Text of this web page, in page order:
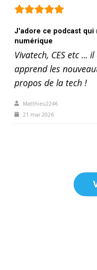
J'adore ce podcast qui
numérique
Vivatech, CES etc ...
apprend les
propos de la tech !
Matthieu2246
21 mai 2026